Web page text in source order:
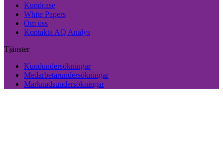
Kundcase
White Papers
Om oss
Kontakta AQ Analys
Tjänster
Kundundersökningar
Medarbetarundersökningar
Marknadsundersökningar